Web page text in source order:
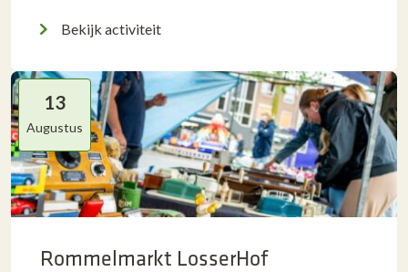
Bekijk activiteit
13
Augustus
Rommelmarkt LosserHof